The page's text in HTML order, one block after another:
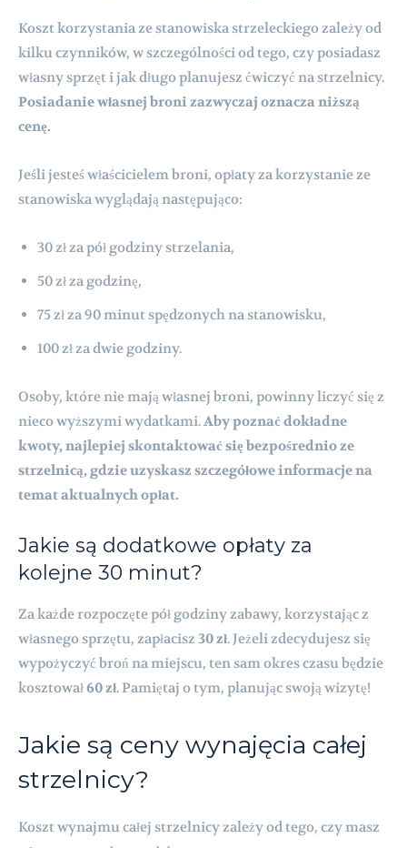
Koszt korzystania ze stanowiska strzeleckiego zależy od
kilku czynników, w szczególności od tego, czy posiadasz
własny sprzęt i jak długo planujesz ćwiczyć na strzelnicy.
Posiadanie własnej broni zazwyczaj oznacza niższą
cenę.
Jeśli jesteś właścicielem broni, opłaty za korzystanie ze
stanowiska wyglądają następująco:
30 zł za pół godziny strzelania,
50 zł za godzinę,
75 zł za 90 minut spędzonych na stanowisku,
100 zł za dwie godziny.
Osoby, które nie mają własnej broni, powinny liczyć się z
nieco wyższymi wydatkami.Aby poznać dokładne
kwoty, najlepiej skontaktować się bezpośrednio ze
strzelnicą, gdzie uzyskasz szczegółowe informacje na
temat aktualnych opłat.
Jakie są dodatkowe opłaty za
kolejne 30 minut?
Za każde rozpoczęte pół godziny zabawy, korzystając z
własnego sprzętu, zapłacisz 30 zł. Jeżeli zdecydujesz się
wypożyczyć broń na miejscu, ten sam okres czasu będzie
kosztował60 zł. Pamiętaj o tym, planując swoją wizytę!
Jakie są ceny wynajęcia całej
strzelnicy?
Koszt wynajmu całej strzelnicy zależy od tego, czy masz